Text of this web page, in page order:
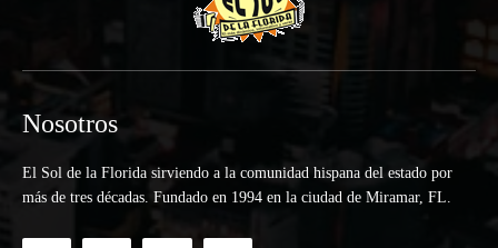
Nosotros
El Sol de la Florida sirviendo a la comunidad hispana del estado por
más de tres décadas. Fundado en 1994 en la ciudad de Miramar, FL.